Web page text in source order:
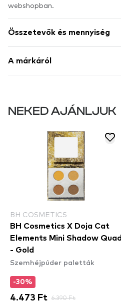
webshopban.
Összetevők és mennyiség
A márkáról
NEKED AJÁNLJUK
BH COSMETICS
BH Cosmetics X Doja Cat
Elements Mini Shadow Quad
- Gold
Szemhéjpúder paletták
-30%
4.473 Ft 6.390 Ft